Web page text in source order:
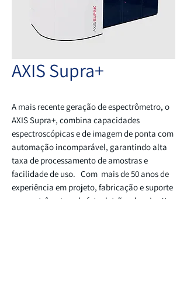
AXIS Supra+
A mais recente geração de espectrômetro, o
AXIS Supra+, combina capacidades
espectroscópicas e de imagem de ponta com
automação incomparável, garantindo alta
taxa de processamento de amostras e
facilidade de uso. Com mais de 50 anos de
experiência em projeto, fabricação e suporte
a espectrômetros de fotoeletrões de raios X e